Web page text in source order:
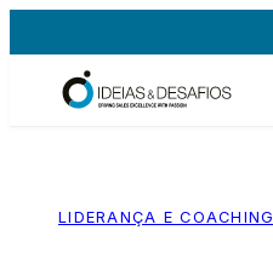
para
LIDERANÇA E COACHING